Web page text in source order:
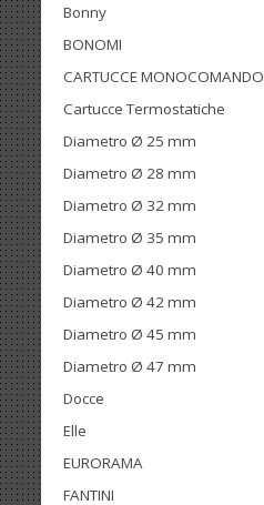
Bonny
BONOMI
CARTUCCE MONOCOMANDO
Cartucce Termostatiche
Diametro Ø 25 mm
Diametro Ø 28 mm
Diametro Ø 32 mm
Diametro Ø 35 mm
Diametro Ø 40 mm
Diametro Ø 42 mm
Diametro Ø 45 mm
Diametro Ø 47 mm
Docce
Elle
EURORAMA
FANTINI